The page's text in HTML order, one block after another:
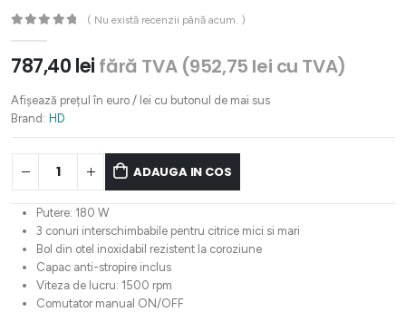
( Nu există recenzii până acum. )
787,40 lei fără TVA (952,75 lei cu TVA)
Afișează prețul în euro / lei cu butonul de mai sus
Brand: HD
ADAUGA IN COS
Putere: 180 W
3 conuri interschimbabile pentru citrice mici si mari
Bol din otel inoxidabil rezistent la coroziune
Capac anti-stropire inclus
Viteza de lucru: 1500 rpm
Comutator manual ON/OFF